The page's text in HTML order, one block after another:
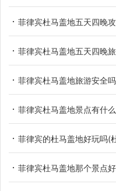
菲律宾杜马盖地五天四晚
菲律宾杜马盖地五天四晚
菲律宾杜马盖地旅游安全
菲律宾杜马盖地景点有什
菲律宾的杜马盖地好玩吗(
菲律宾杜马盖地那个景点